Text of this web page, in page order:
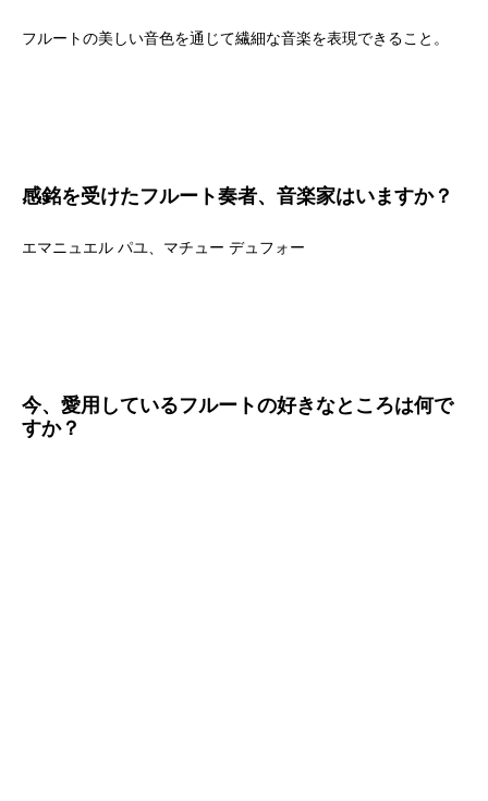
フルートの美しい音色を通じて繊細な音楽を表現できること。
感銘を受けたフルート奏者、音楽家はいますか？
エマニュエル パユ、マチュー デュフォー
今、愛用しているフルートの好きなところは何で
すか？